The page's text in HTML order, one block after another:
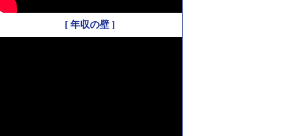
[ 年収の壁 ]